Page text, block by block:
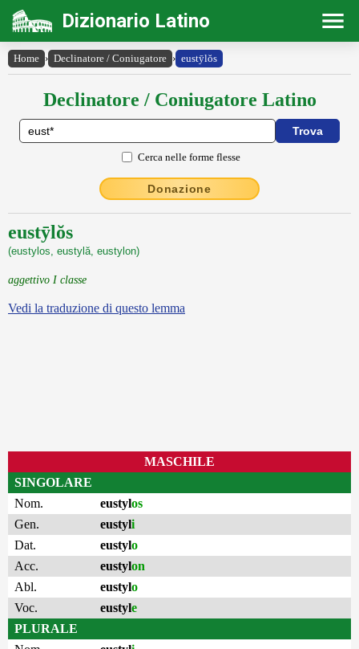
Dizionario Latino
Home › Declinatore / Coniugatore › eustȳlŏs
Declinatore / Coniugatore Latino
Cerca nelle forme flesse
Donazione
eustȳlŏs
(eustylos, eustylă, eustylon)
aggettivo I classe
Vedi la traduzione di questo lemma
MASCHILE
SINGOLARE
Nom.
eustylos
Gen.
eustyli
Dat.
eustylo
Acc.
eustylon
Abl.
eustylo
Voc.
eustyle
PLURALE